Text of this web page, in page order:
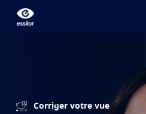
Le choix Essilor
Corriger votre vue